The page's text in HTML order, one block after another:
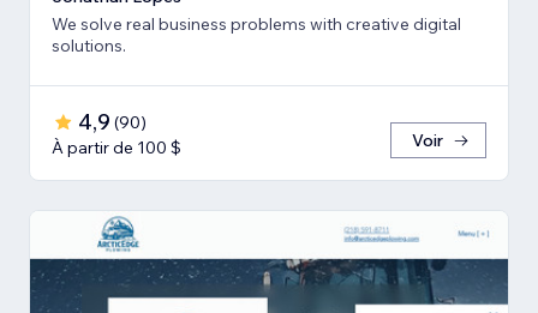
We solve real business problems with creative digital
solutions.
4,9 (90)
À partir de 100 $
Voir